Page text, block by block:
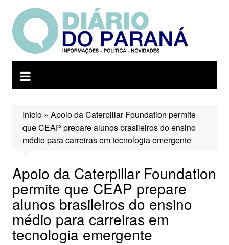
para
conteúdo
Início» Apoio da Caterpillar Foundation permite
que CEAP prepare alunos brasileiros do ensino
médio para carreiras em tecnologia emergente
Apoio da Caterpillar Foundation
permite que CEAP prepare
alunos brasileiros do ensino
médio para carreiras em
tecnologia emergente